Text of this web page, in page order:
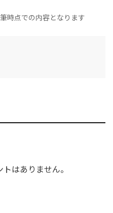
時点での内容となります
はありません。